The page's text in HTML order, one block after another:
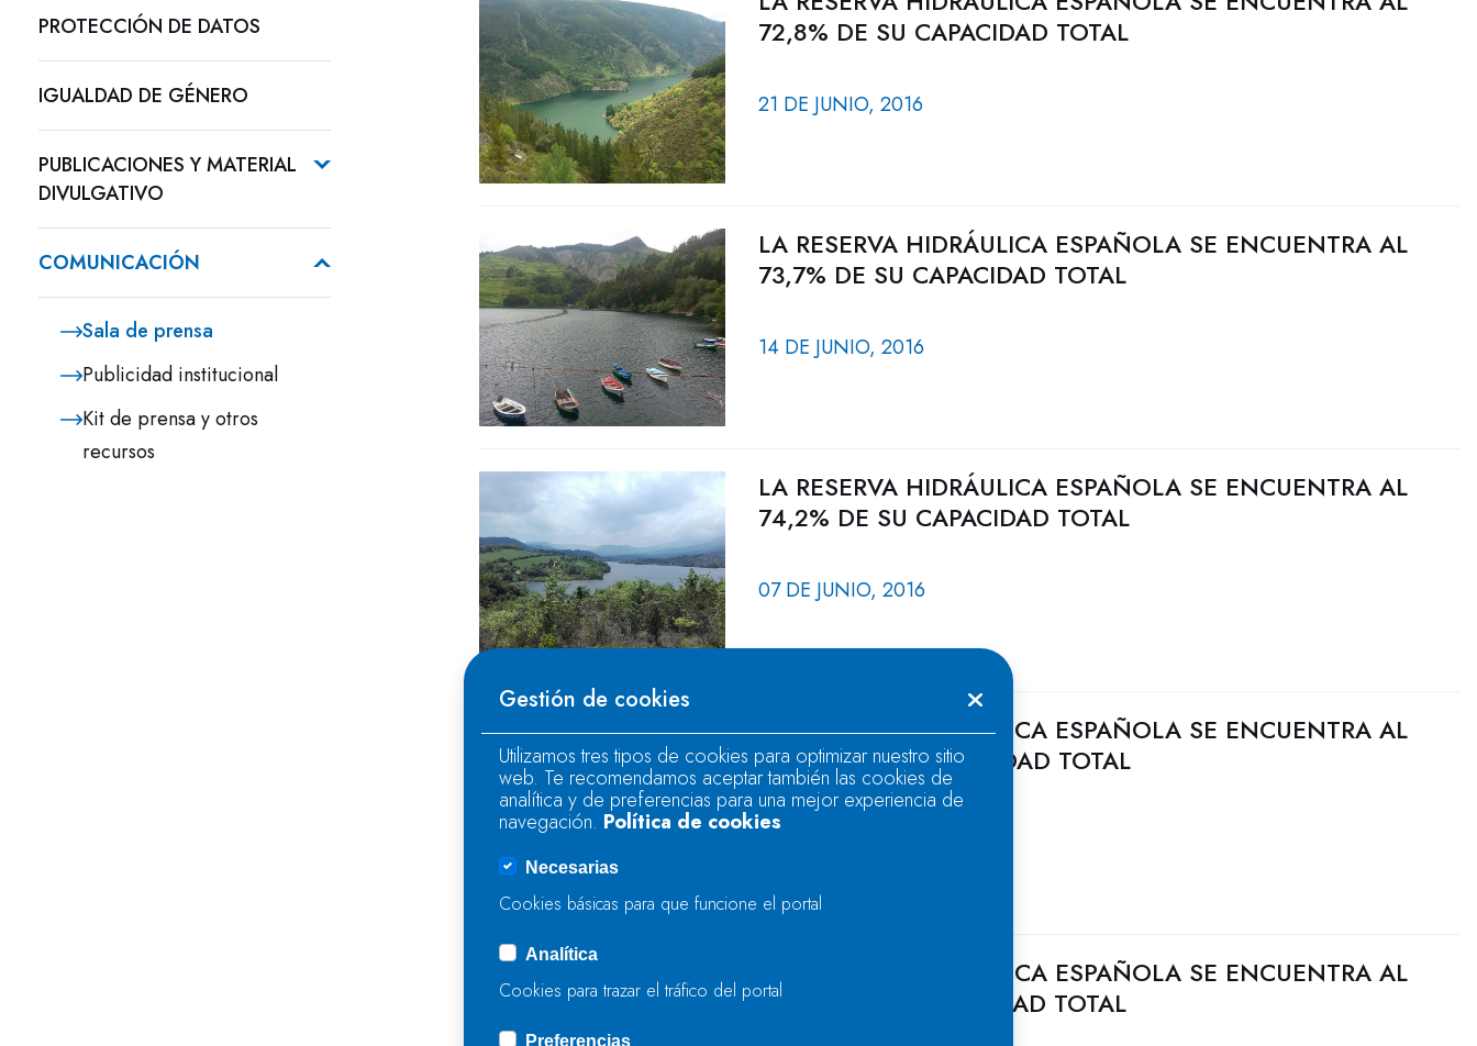
PROTECCIÓN DE DATOS
IGUALDAD DE GÉNERO
PUBLICACIONES Y MATERIAL
DIVULGATIVO
COMUNICACIÓN
Sala de prensa
Publicidad institucional
Kit de prensa y otros
recursos
72,8% DE SU CAPACIDAD TOTAL
21 DE JUNIO, 2016
LA RESERVA HIDRÁULICA ESPAÑOLA SE ENCUENTRA AL
73,7% DE SU CAPACIDAD TOTAL
14 DE JUNIO, 2016
LA RESERVA HIDRÁULICA ESPAÑOLA SE ENCUENTRA AL
74,2% DE SU CAPACIDAD TOTAL
07 DE JUNIO, 2016
LA RESERVA HIDRÁULICA ESPAÑOLA SE ENCUENTRA AL
74,9% DE SU CAPACIDAD TOTAL
31 DE MAYO, 2016
LA RESERVA HIDRÁULICA ESPAÑOLA SE ENCUENTRA AL
75,3% DE SU CAPACIDAD TOTAL
Gestión de cookies
Utilizamos tres tipos de cookies para optimizar nuestro sitio
web. Te recomendamos aceptar también las cookies de
analítica y de preferencias para una mejor experiencia de
navegación. Política de cookies
Necesarias
Cookies básicas para que funcione el portal
Analítica
Cookies para trazar el tráfico del portal
Preferencias